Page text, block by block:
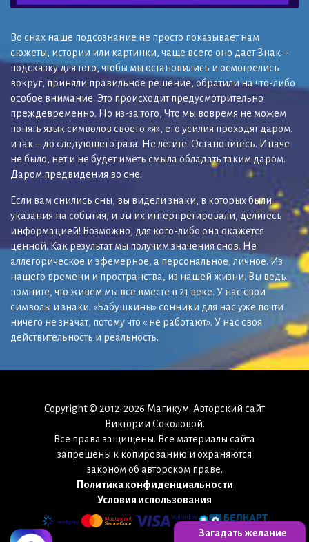
Во снах наше подсознание не просто показывает нам
сюжеты, истории или картинки, чаще всего оно дает Знак –
подсказку для того, чтобы мы остановились и осмотрелись
вокруг, приняли правильное решение, обратили на что-либо
особое внимание. Это происходит предусмотрительно
преждевременно. Но из-за того, Что мы вовремя не можем
понять язык символов своего «я», его усилия проходят даром.
и так – до следующего раза. Не летите. Остановитесь. Иначе
не было, нет и не будет иметь смыла обладать таким даром.
Даром предвидения во сне.
Если вам снились сны, вы видели знаки, в которых были
указания на события, и вы их интерпретировали, делитесь
информацией! Возможно, для кого-либо она окажется
ценной. Как результат мы получим значения снов. Не
аллегорическое и эфемерное, а персональное, личное. Из
нашего времени и пространства, из нашей жизни. Вы ведь
помните, что живем мы все вместе в 21 веке. У нас свои
символы и знаки. «Бабушкины» сонники для нас уже почти
ничего не значат, потому что « не работают». У нас своя
действительность и реальность.
Copyright © 2012-2026 Магикум. Авторский сайт
Виктории Соколовой.
Все права защищены. Все материалы сайта
запрещены к копированию и охраняются
законом об авторском праве.
Политика конфиденциальности
Условия использования
Загадать желание